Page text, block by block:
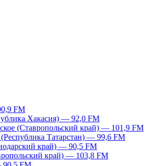
FM
Хакасия) — 92,0 FM
(Ставропольский край) — 101,9 FM
(Республика Татарстан) — 99,6 FM
край) — 90,5 FM
край) — 103,8 FM